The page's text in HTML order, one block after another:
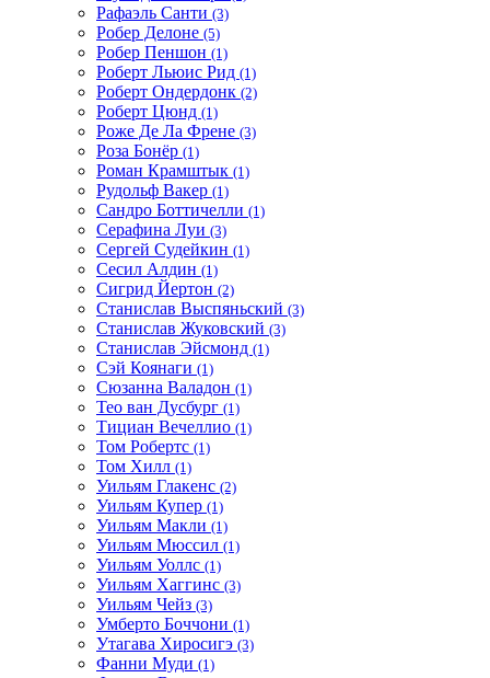
Рафаэль Санти (3)
Робер Делоне (5)
Робер Пеншон (1)
Роберт Льюис Рид (1)
Роберт Ондердонк (2)
Роберт Цюнд (1)
Роже Де Ла Френе (3)
Роза Бонёр (1)
Роман Крамштык (1)
Рудольф Вакер (1)
Сандро Боттичелли (1)
Серафина Луи (3)
Сергей Судейкин (1)
Сесил Алдин (1)
Сигрид Йертон (2)
Станислав Выспяньский (3)
Станислав Жуковский (3)
Станислав Эйсмонд (1)
Сэй Коянаги (1)
Сюзанна Валадон (1)
Тео ван Дусбург (1)
Тициан Вечеллио (1)
Том Робертс (1)
Том Хилл (1)
Уильям Глакенс (2)
Уильям Купер (1)
Уильям Макли (1)
Уильям Мюссил (1)
Уильям Уоллс (1)
Уильям Хаггинс (3)
Уильям Чейз (3)
Умберто Боччони (1)
Утагава Хиросигэ (3)
Фанни Муди (1)